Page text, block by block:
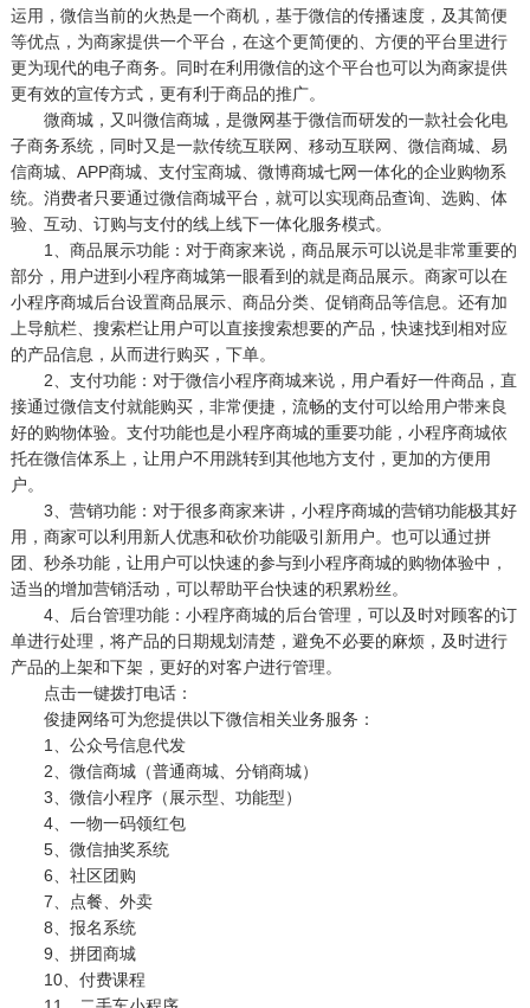
运用，微信当前的火热是一个商机，基于微信的传播速度，及其简便
等优点，为商家提供一个平台，在这个更简便的、方便的平台里进行
更为现代的电子商务。同时在利用微信的这个平台也可以为商家提供
更有效的宣传方式，更有利于商品的推广。
微商城，又叫微信商城，是微网基于微信而研发的一款社会化电
子商务系统，同时又是一款传统互联网、移动互联网、微信商城、易
信商城、APP商城、支付宝商城、微博商城七网一体化的企业购物系
统。消费者只要通过微信商城平台，就可以实现商品查询、选购、体
验、互动、订购与支付的线上线下一体化服务模式。
1、商品展示功能：对于商家来说，商品展示可以说是非常重要的
部分，用户进到小程序商城第一眼看到的就是商品展示。商家可以在
小程序商城后台设置商品展示、商品分类、促销商品等信息。还有加
上导航栏、搜索栏让用户可以直接搜索想要的产品，快速找到相对应
的产品信息，从而进行购买，下单。
2、支付功能：对于微信小程序商城来说，用户看好一件商品，直
接通过微信支付就能购买，非常便捷，流畅的支付可以给用户带来良
好的购物体验。支付功能也是小程序商城的重要功能，小程序商城依
托在微信体系上，让用户不用跳转到其他地方支付，更加的方便用
户。
3、营销功能：对于很多商家来讲，小程序商城的营销功能极其好
用，商家可以利用新人优惠和砍价功能吸引新用户。也可以通过拼
团、秒杀功能，让用户可以快速的参与到小程序商城的购物体验中，
适当的增加营销活动，可以帮助平台快速的积累粉丝。
4、后台管理功能：小程序商城的后台管理，可以及时对顾客的订
单进行处理，将产品的日期规划清楚，避免不必要的麻烦，及时进行
产品的上架和下架，更好的对客户进行管理。
点击一键拨打电话：
俊捷网络可为您提供以下微信相关业务服务：
1、公众号信息代发
2、微信商城（普通商城、分销商城）
3、微信小程序（展示型、功能型）
4、一物一码领红包
5、微信抽奖系统
6、社区团购
7、点餐、外卖
8、报名系统
9、拼团商城
10、付费课程